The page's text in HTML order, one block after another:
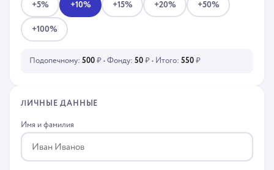
+5% +10% +15% +20% +50%
+100%
Подопечному: 500 ₽ • Фонду: 50 ₽ • Итого: 550 ₽
ЛИЧНЫЕ ДАННЫЕ
Имя и фамилия